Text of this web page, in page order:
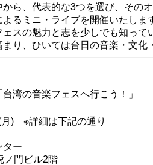
ら、代表的な3つを選び、その
るミニ・ライブを開催いたしま
スの魅力と志を少しでも知っ
り、ひいては台 日の音楽・文化
湾の音楽フェスへ行こう！」
月) ※詳細は下記の通り
ター
ノ門ビル2階